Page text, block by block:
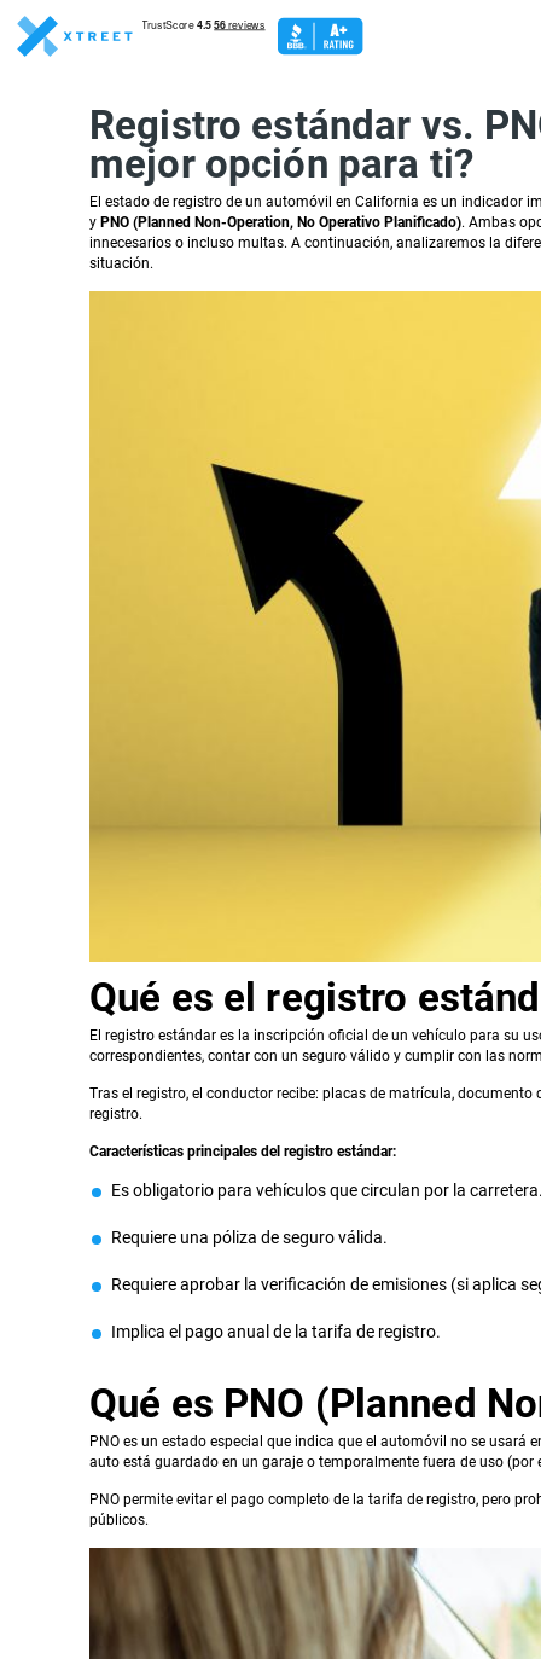
Registro estándar vs.
mejor opción para ti?
El estado de registro de un automóvil en California es un indicador
y PNO (Planned Non-Operation, No Operativo Planificado). Ambas
innecesarios o incluso multas. A continuación, analizaremos la
situación.
Qué es el registro
El registro estándar es la inscripción oficial de un vehículo para su
correspondientes, contar con un seguro válido y cumplir con las
Tras el registro, el conductor recibe: placas de matrícula,
registro.
Características principales del registro estándar:
Es obligatorio para vehículos que circulan por la
Requiere una póliza de seguro válida.
Requiere aprobar la verificación de emisiones (si aplica
Implica el pago anual de la tarifa de registro.
Qué es PNO (Planned
PNO es un estado especial que indica que el automóvil no se
auto está guardado en un garaje o temporalmente fuera de uso
PNO permite evitar el pago completo de la tarifa de registro, pero
públicos.